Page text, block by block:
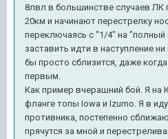
8лвл в большинстве случаев ЛК
20км и начинают перестрелку
переключаясь с "1/4" на
заставить идти в наступление
бы просто сблизится, даже
первым.
Как пример вчерашний бой. Я на
фланге топы Iowa и Izumo. Я в
противника, постепенно
прячутся за мной и